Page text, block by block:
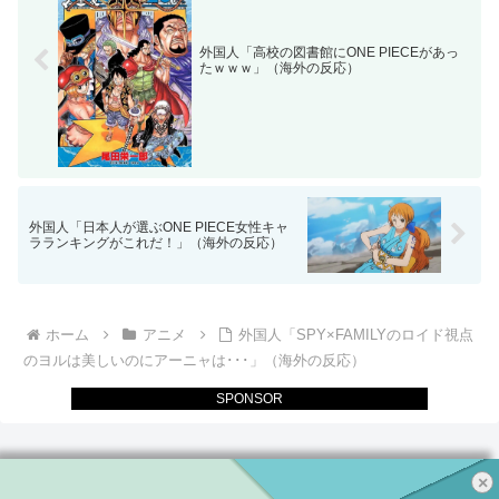
×
SPONSOR
外国人「高校の図書館にONE PIECEがあっ
たｗｗｗ」（海外の反応）
外国人「日本人が選ぶONE PIECE女性キャ
ラランキングがこれだ！」（海外の反応）
ホーム アニメ
外国人「SPY×FAMILYのロイド視点
のヨルは美しいのにアーニャは･･･」（海外の反応）